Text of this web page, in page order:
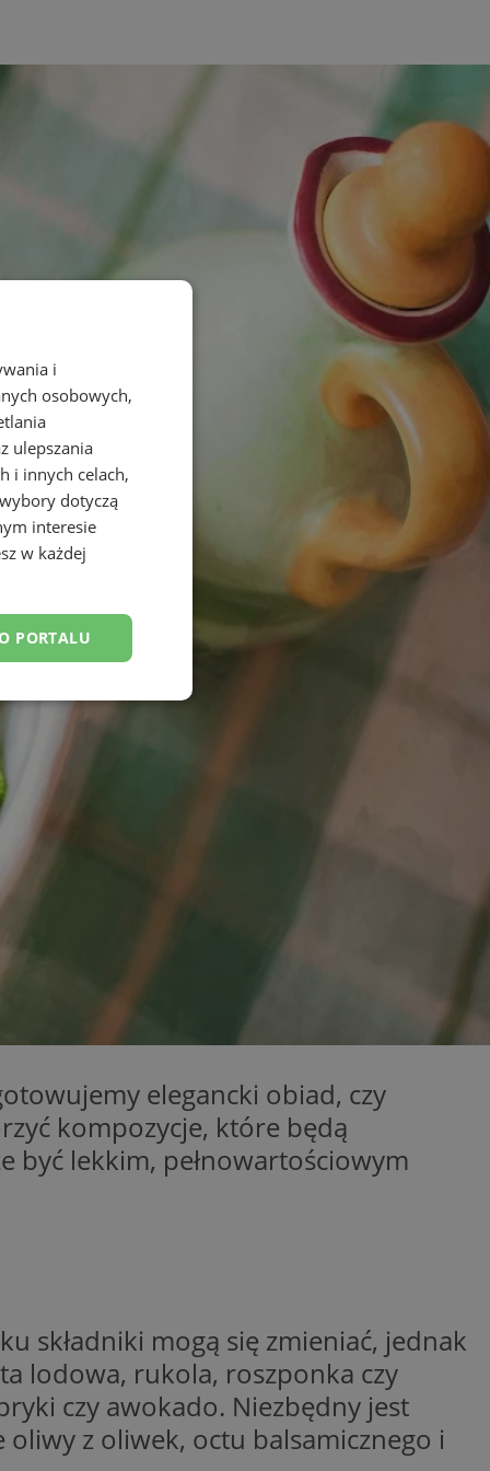
elegancki obiad, czy
kompozycje, które będą
być lekkim, pełnowartościowym
składniki mogą się zmieniać, jednak
lodowa, rukola, roszponka czy
czy awokado. Niezbędny jest
z oliwek, octu balsamicznego i
i
osobowych,
ulepszania
i innych celach,
dotyczą
interesie
w każdej
PORTALU
użytkownika i
ludzi i
internetowej,
ważnych raportów
internetowej.
identyfikatora
do usług
czy użytkownik
lub reklamy.
dotyczących
z witryny.
prywatności
przestrzeganie